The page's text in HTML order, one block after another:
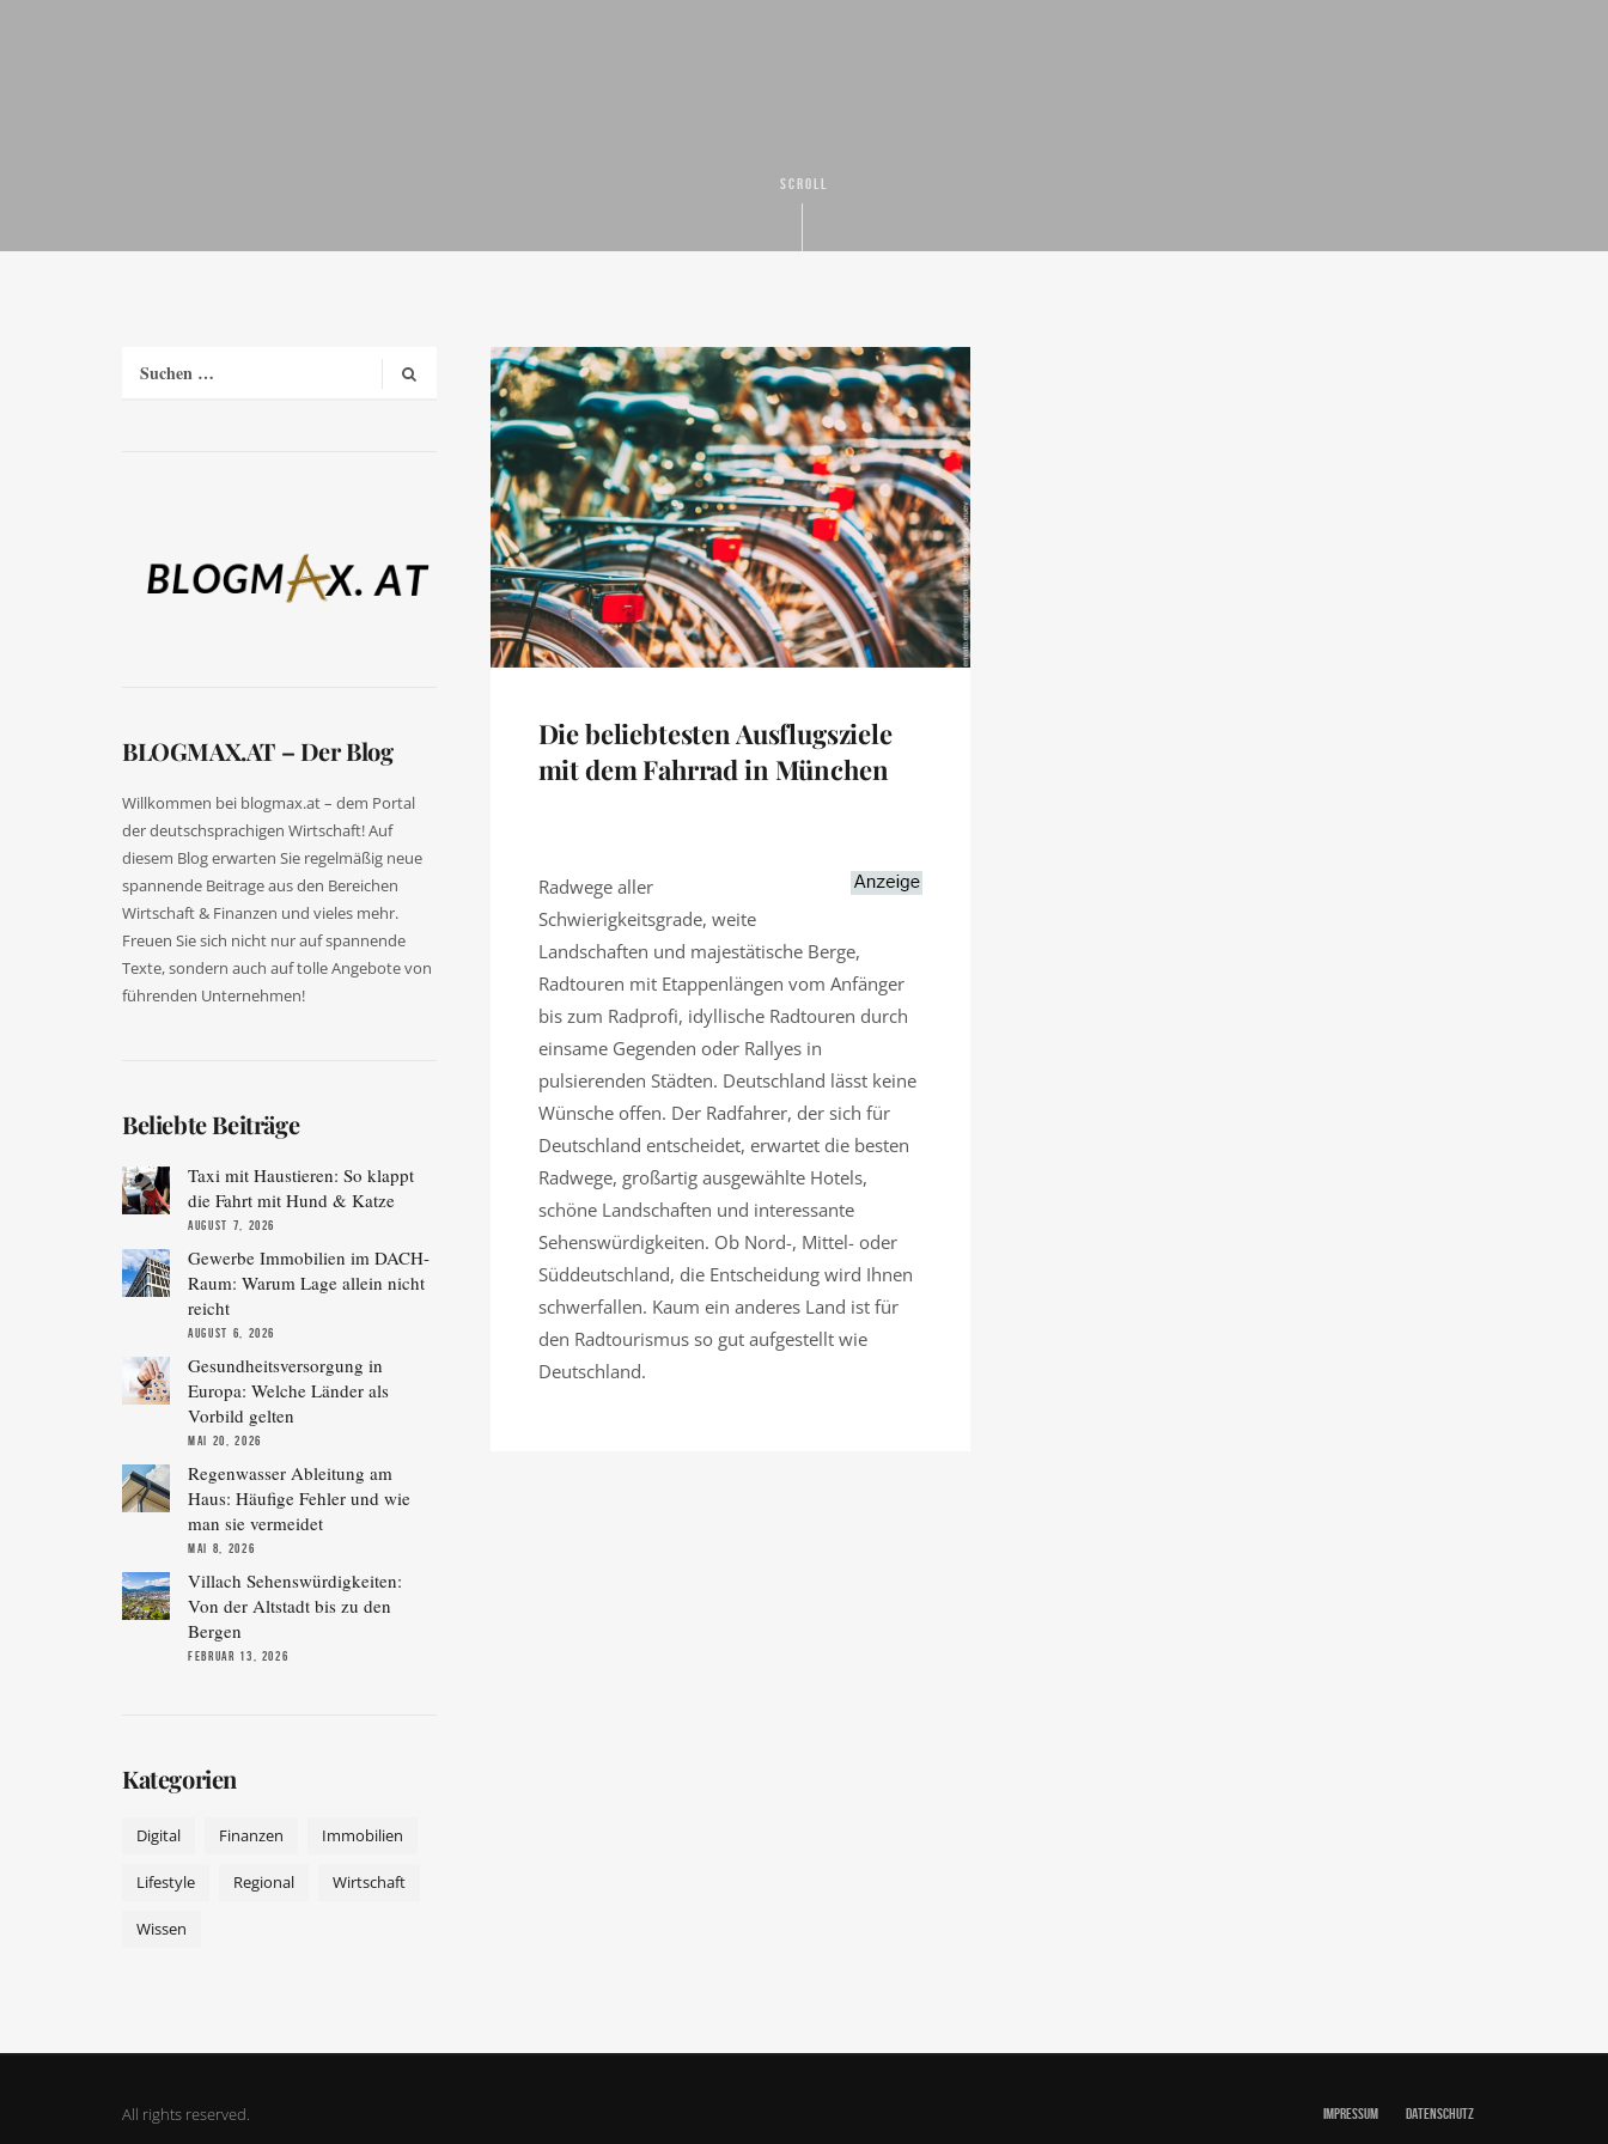
SCROLL
BLOGMAX.AT – Der Blog
Willkommen bei blogmax.at – dem Portal
der deutschsprachigen Wirtschaft! Auf
diesem Blog erwarten Sie regelmäßig neue
spannende Beitrage aus den Bereichen
Wirtschaft & Finanzen und vieles mehr.
Freuen Sie sich nicht nur auf spannende
Texte, sondern auch auf tolle Angebote von
führenden Unternehmen!
Beliebte Beiträge
Taxi mit Haustieren: So klappt
die Fahrt mit Hund & Katze
AUGUST 7, 2026
Gewerbe Immobilien im DACH-
Raum: Warum Lage allein nicht
reicht
AUGUST 6, 2026
Gesundheitsversorgung in
Europa: Welche Länder als
Vorbild gelten
MAI 20, 2026
Regenwasser Ableitung am
Haus: Häufige Fehler und wie
man sie vermeidet
MAI 8, 2026
Villach Sehenswürdigkeiten:
Von der Altstadt bis zu den
Bergen
FEBRUAR 13, 2026
Kategorien
Digital Finanzen Immobilien
Lifestyle Regional Wirtschaft
Wissen
Die beliebtesten Ausflugsziele
mit dem Fahrrad in München
Radwege aller
Schwierigkeitsgrade, weite
Landschaften und majestätische Berge,
Radtouren mit Etappenlängen vom Anfänger
bis zum Radprofi, idyllische Radtouren durch
einsame Gegenden oder Rallyes in
pulsierenden Städten. Deutschland lässt keine
Wünsche offen. Der Radfahrer, der sich für
Deutschland entscheidet, erwartet die besten
Radwege, großartig ausgewählte Hotels,
schöne Landschaften und interessante
Sehenswürdigkeiten. Ob Nord-, Mittel- oder
Süddeutschland, die Entscheidung wird Ihnen
schwerfallen. Kaum ein anderes Land ist für
den Radtourismus so gut aufgestellt wie
Deutschland.
All rights reserved. IMPRESSUM DATENSCHUTZ